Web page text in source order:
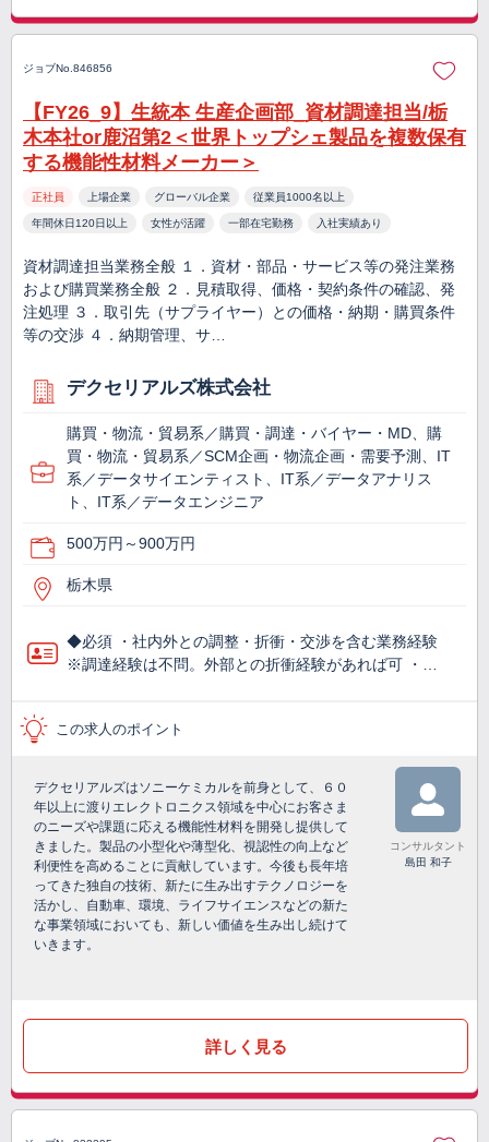
ジョブNo.846856
【FY26_9】生統本 生産企画部_資材調達担当/栃
木本社or鹿沼第2＜世界トップシェ製品を複数保有
する機能性材料メーカー＞
正社員 上場企業 グローバル企業 従業員1000名以上
年間休日120日以上 女性が活躍 一部在宅勤務 入社実績あり
資材調達担当業務全般 １．資材・部品・サービス等の発注業務
および購買業務全般 ２．見積取得、価格・契約条件の確認、発
注処理 ３．取引先（サプライヤー）との価格・納期・購買条件
等の交渉 ４．納期管理、サ…
デクセリアルズ株式会社
購買・物流・貿易系／購買・調達・バイヤー・MD、購
買・物流・貿易系／SCM企画・物流企画・需要予測、IT
系／データサイエンティスト、IT系／データアナリス
ト、IT系／データエンジニア
500万円～900万円
栃木県
◆必須 ・社内外との調整・折衝・交渉を含む業務経験
※調達経験は不問。外部との折衝経験があれば可 ・…
この求人のポイント
デクセリアルズはソニーケミカルを前身として、６０
年以上に渡りエレクトロニクス領域を中心にお客さま
のニーズや課題に応える機能性材料を開発し提供して
きました。製品の小型化や薄型化、視認性の向上など
利便性を高めることに貢献しています。今後も長年培
ってきた独自の技術、新たに生み出すテクノロジーを
活かし、自動車、環境、ライフサイエンスなどの新た
な事業領域においても、新しい価値を生み出し続けて
いきます。
コンサルタント
島田 和子
詳しく見る